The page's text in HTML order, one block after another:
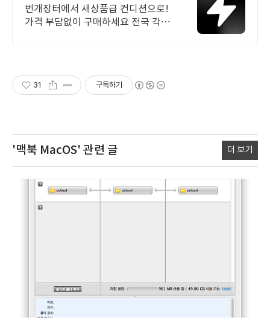
드 중고거래
번개장터에서 새상품급 컨디션으로!
가격 부담없이 구매하세요 전국 각지
31 구독하기
'맥북 MacOS' 관련 글 더 보기